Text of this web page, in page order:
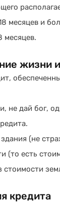
месяцев и
месяцев.
жизни
не дай бог,
(не
(то есть
стоимости
кредита